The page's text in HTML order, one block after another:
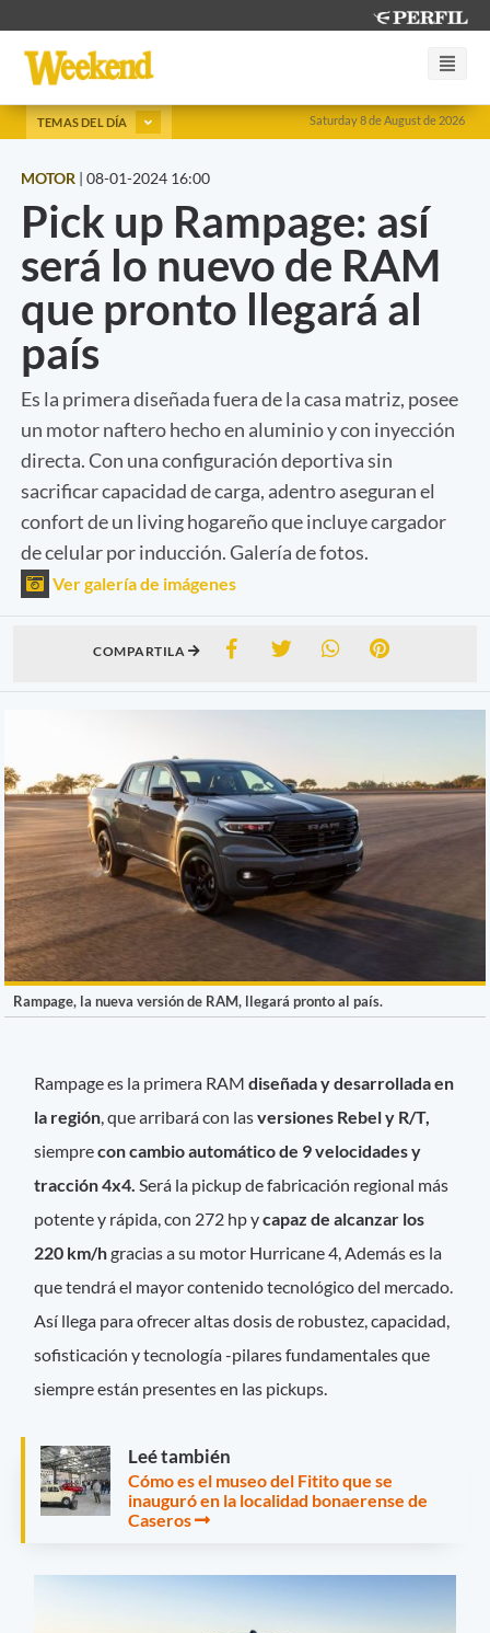
Saturday 8 de August de 2026
TEMAS DEL DÍA
MOTOR | 08-01-2024 16:00
Pick up Rampage: así
será lo nuevo de RAM
que pronto llegará al
país
Es la primera diseñada fuera de la casa matriz, posee
un motor naftero hecho en aluminio y con inyección
directa. Con una configuración deportiva sin
sacrificar capacidad de carga, adentro aseguran el
confort de un living hogareño que incluye cargador
de celular por inducción. Galería de fotos.
Ver galería de imágenes
COMPARTILA
Rampage, la nueva versión de RAM, llegará pronto al país.
Rampage es la primera RAM diseñada y desarrollada en
la región , que arribará con lasversiones Rebel y R/T,
siemprecon cambio automático de 9 velocidades y
tracción 4x4. Será la pickup de fabricación regional más
potente y rápida, con 272 hp ycapaz de alcanzar los
220 km/hgracias a su motor Hurricane 4, Además es la
que tendrá el mayor contenido tecnológico del mercado.
Así llega para ofrecer altas dosis de robustez, capacidad,
sofisticación y tecnología -pilares fundamentales que
siempre están presentes en las pickups.
Leé también
Cómo es el museo del Fitito que se
inauguró en la localidad bonaerense de
Caseros